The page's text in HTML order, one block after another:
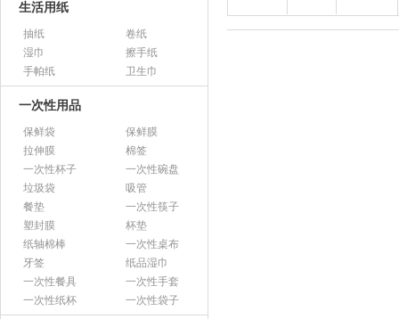
生活用纸
抽纸
卷纸
湿巾
擦手纸
手帕纸
卫生巾
一次性用品
保鲜袋
保鲜膜
拉伸膜
棉签
一次性杯子
一次性碗盘
垃圾袋
吸管
餐垫
一次性筷子
塑封膜
杯垫
纸轴棉棒
一次性桌布
牙签
纸品湿巾
一次性餐具
一次性手套
一次性纸杯
一次性袋子